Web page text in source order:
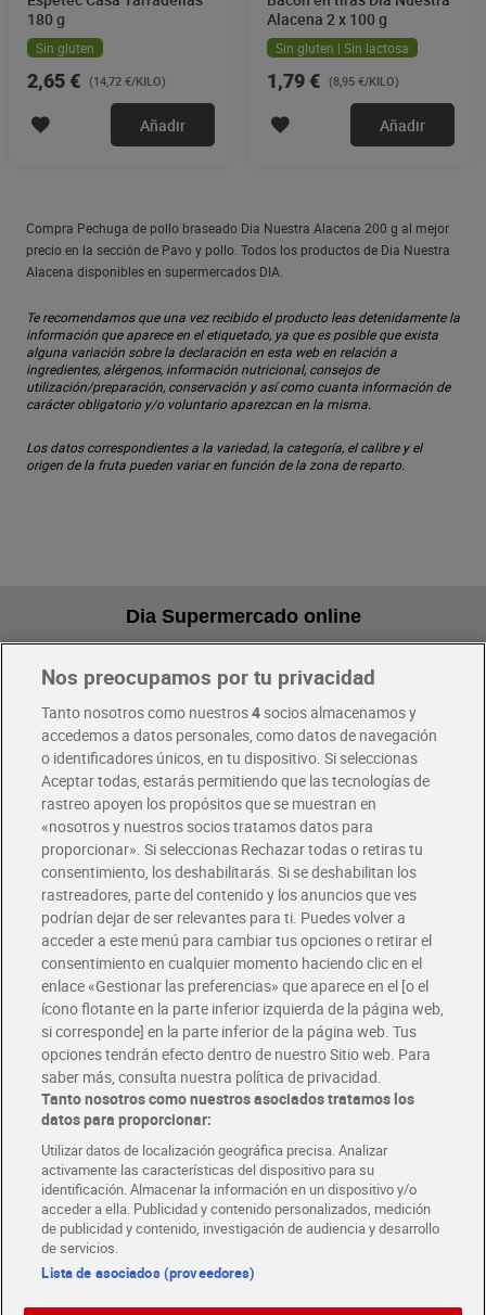
180 g
Sin gluten
2,65 € (14,72 €/KILO)
Añadir
Alacena 2 x 100 g
Sin gluten | Sin lactosa
1,79 € (8,95 €/KILO)
Añadir
Compra Pechuga de pollo braseado Dia Nuestra Alacena 200 g al mejor
precio en la sección de Pavo y pollo. Todos los productos de Dia Nuestra
Alacena disponibles en supermercados DIA.
Te recomendamos que una vez recibido el producto leas detenidamente la
información que aparece en el etiquetado, ya que es posible que exista
alguna variación sobre la declaración en esta web en relación a
ingredientes, alérgenos, información nutricional, consejos de
utilización/preparación, conservación y así como cuanta información de
carácter obligatorio y/o voluntario aparezcan en la misma.
Los datos correspondientes a la variedad, la categoría, el calibre y el
origen de la fruta pueden variar en función de la zona de reparto.
Dia Supermercado online
Pide hoy, recibe hoy
Envío gratis por compras superiores a 100€
Envío estandar por 4,99€
Glovo y Uber Eats
Solicita tu factura de Glovo o Uber Eats
Únete al CLUB Dia
Disfruta las ventajas y ofertas exclusivas.
Descárgate la APP Dia
Folletos y Tiendas
Descubre las mejores ofertas y busca tu tienda más cercana
Tarjeta MaX Dia
Te devuelve hasta 8€/mes de tus compras.
¡Solicita tu tarjeta de crédito aquí!
COMER MEJOR CADA DIA
COLABORA CON DIA ABRE TU TIENDA DIA CORPORATE
Nos preocupamos por tu privacidad
Tanto nosotros como nuestros4socios almacenamos y
accedemos a datos personales, como datos de navegación
o identificadores únicos, en tu dispositivo. Si seleccionas
Aceptar todas, estarás permitiendo que las tecnologías de
rastreo apoyen los propósitos que se muestran en
«nosotros y nuestros socios tratamos datos para
proporcionar». Si seleccionas Rechazar todas o retiras tu
consentimiento, los deshabilitarás. Si se deshabilitan los
rastreadores, parte del contenido y los anuncios que ves
podrían dejar de ser relevantes para ti. Puedes volver a
acceder a este menú para cambiar tus opciones o retirar el
consentimiento en cualquier momento haciendo clic en el
enlace «Gestionar las preferencias» que aparece en el [o el
ícono flotante en la parte inferior izquierda de la página web,
si corresponde] en la parte inferior de la página web. Tus
opciones tendrán efecto dentro de nuestro Sitio web. Para
saber más, consulta nuestra política de privacidad.
Tanto nosotros como nuestros asociados tratamos los
datos para proporcionar:
Utilizar datos de localización geográfica precisa. Analizar
activamente las características del dispositivo para su
identificación. Almacenar la información en un dispositivo y/o
acceder a ella. Publicidad y contenido personalizados, medición
de publicidad y contenido, investigación de audiencia y desarrollo
de servicios.
Lista de asociados (proveedores)